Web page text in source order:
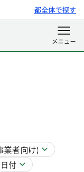
都全体で探す
業者向け)
日付